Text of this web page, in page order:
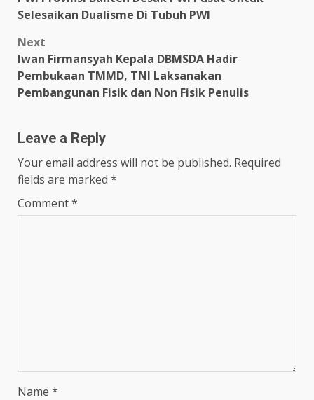
navigation
Selesaikan Dualisme Di Tubuh PWI
Next
Iwan Firmansyah Kepala DBMSDA Hadir
Pembukaan TMMD, TNI Laksanakan
Pembangunan Fisik dan Non Fisik Penulis
Leave a Reply
Your email address will not be published. Required
fields are marked *
Comment*
Name *